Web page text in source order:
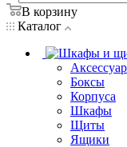
В корзину
Каталог
Боксы
Корпуса
Шкафы
Щиты
Ящики